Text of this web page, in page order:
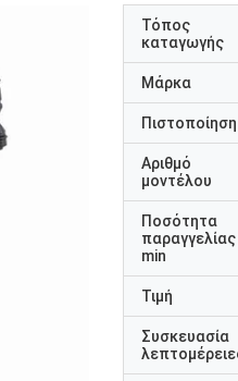
Τόπος
καταγωγής
Μάρκα
Πιστοποίηση
Αριθμό
μοντέλου
Ποσότητα
παραγγελίας
min
Τιμή
Συσκευασία